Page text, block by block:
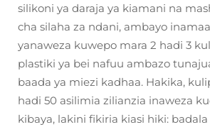
silikoni ya daraja ya kiamani na
cha silaha za ndani, ambayo
yanaweza kuwepo mara 2 hadi 3
plastiki ya bei nafuu ambazo
baada ya miezi kadhaa. Hakika,
hadi 50 asilimia zilianzia inaweza
kibaya, lakini fikiria kiasi hiki: